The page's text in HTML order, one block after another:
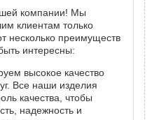
компании! Мы
клиентам только
несколько преимуществ
интересны:
высокое качество
Все наши изделия
качества, чтобы
надежность и